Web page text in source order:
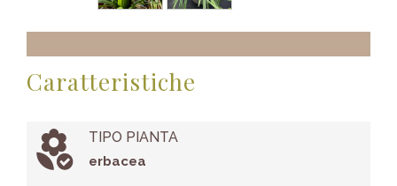
Caratteristiche
TIPO PIANTA
erbacea